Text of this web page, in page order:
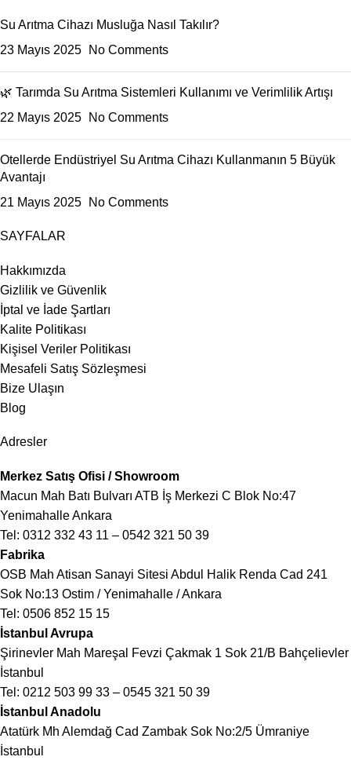
Su Arıtma Cihazı Musluğa Nasıl Takılır?
23 Mayıs 2025
No Comments
🌿 Tarımda Su Arıtma Sistemleri Kullanımı ve Verimlilik Artışı
22 Mayıs 2025
No Comments
Otellerde Endüstriyel Su Arıtma Cihazı Kullanmanın 5 Büyük
Avantajı
21 Mayıs 2025
No Comments
SAYFALAR
Hakkımızda
Gizlilik ve Güvenlik
İptal ve İade Şartları
Kalite Politikası
Kişisel Veriler Politikası
Mesafeli Satış Sözleşmesi
Bize Ulaşın
Blog
Adresler
Merkez Satış Ofisi / Showroom
Macun Mah Batı Bulvarı ATB İş Merkezi C Blok No:47
Yenimahalle Ankara
Tel: 0312 332 43 11 – 0542 321 50 39
Fabrika
OSB Mah Atisan Sanayi Sitesi Abdul Halik Renda Cad 241
Sok No:13 Ostim / Yenimahalle / Ankara
Tel: 0506 852 15 15
İstanbul Avrupa
Şirinevler Mah Mareşal Fevzi Çakmak 1 Sok 21/B Bahçelievler
İstanbul
Tel: 0212 503 99 33 – 0545 321 50 39
İstanbul Anadolu
Atatürk Mh Alemdağ Cad Zambak Sok No:2/5 Ümraniye
İstanbul